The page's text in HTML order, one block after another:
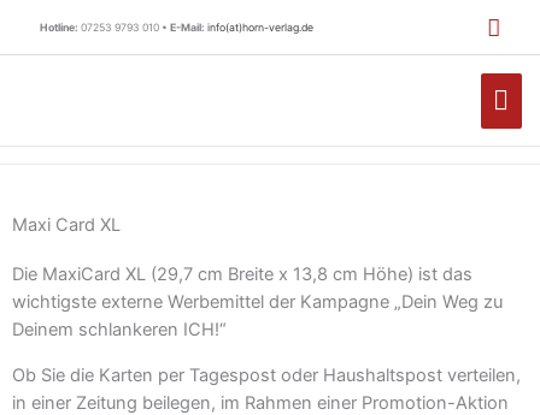
Hotline: 07253 9793 010 • E-Mail: info(at)horn-verlag.de
Maxi Card XL
Die MaxiCard XL (29,7 cm Breite x 13,8 cm Höhe) ist das
wichtigste externe Werbemittel der Kampagne „Dein Weg zu
Deinem schlankeren ICH!“
Ob Sie die Karten per Tagespost oder Haushaltspost verteilen,
in einer Zeitung beilegen, im Rahmen einer Promotion-Aktion